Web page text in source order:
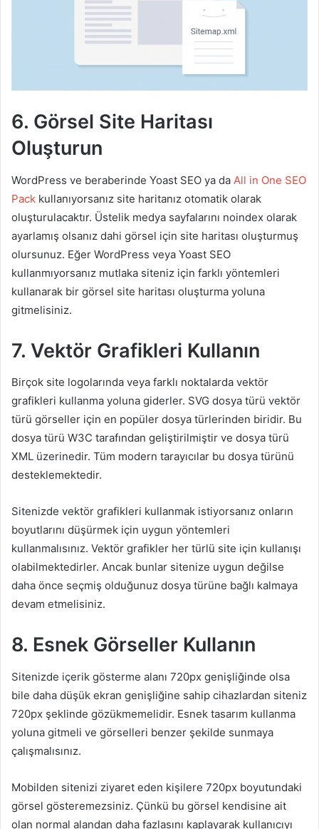
6. Görsel Site Haritası
Oluşturun
WordPress ve beraberinde Yoast SEO ya da All in One SEO
Pack kullanıyorsanız site haritanız otomatik olarak
oluşturulacaktır. Üstelik medya sayfalarını noindex olarak
ayarlamış olsanız dahi görsel için site haritası oluşturmuş
olursunuz. Eğer WordPress veya Yoast SEO
kullanmıyorsanız mutlaka siteniz için farklı yöntemleri
kullanarak bir görsel site haritası oluşturma yoluna
gitmelisiniz.
7. Vektör Grafikleri Kullanın
Birçok site logolarında veya farklı noktalarda vektör
grafikleri kullanma yoluna giderler. SVG dosya türü vektör
türü görseller için en popüler dosya türlerinden biridir. Bu
dosya türü W3C tarafından geliştirilmiştir ve dosya türü
XML üzerinedir. Tüm modern tarayıcılar bu dosya türünü
desteklemektedir.
Sitenizde vektör grafikleri kullanmak istiyorsanız onların
boyutlarını düşürmek için uygun yöntemleri
kullanmalısınız. Vektör grafikler her türlü site için kullanışı
olabilmektedirler. Ancak bunlar sitenize uygun değilse
daha önce seçmiş olduğunuz dosya türüne bağlı kalmaya
devam etmelisiniz.
8. Esnek Görseller Kullanın
Sitenizde içerik gösterme alanı 720px genişliğinde olsa
bile daha düşük ekran genişliğine sahip cihazlardan siteniz
720px şeklinde gözükmemelidir. Esnek tasarım kullanma
yoluna gitmeli ve görselleri benzer şekilde sunmaya
çalışmalısınız.
Mobilden sitenizi ziyaret eden kişilere 720px boyutundaki
görsel gösteremezsiniz. Çünkü bu görsel kendisine ait
olan normal alandan daha fazlasını kaplayarak kullanıcıyı